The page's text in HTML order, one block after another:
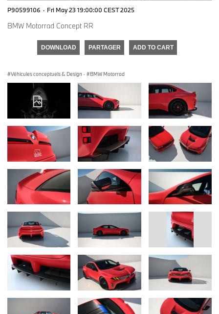
P90599106 · Fri May 23 19:00:00 CEST 2025
BMW Motorrad Concept RR
DOWNLOAD PARTAGER ADD TO CART
Véhicules conceptuels & Design · BMW Motorrad